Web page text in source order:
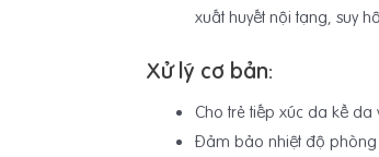
xuất huyết nội tạng, suy
Xử lý cơ bản:
Cho trẻ tiếp xúc da kề
Đảm bảo nhiệt độ phòng